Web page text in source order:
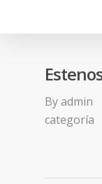
Byadmin
categoría